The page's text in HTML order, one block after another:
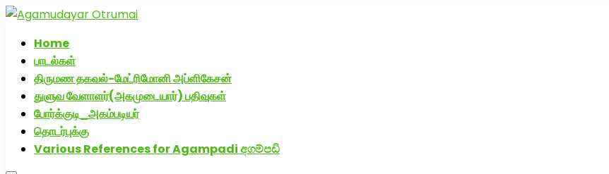
Home
பாடல்கள்
திருமண தகவல்-மேட்ரிமோனி அப்ளிகேசன்
துளுவ வேளாளர்(அகமுடையார்) பதிவுகள்
போர்க்குடி_அகம்படியர்
தொடர்புக்கு
Various References for Agampadi අගම්පඩි
அகமுடையார் திருமண வரன்களுக்கு அகமுடையார்மேட்ரி-பெண் வீட்டாருக்கு 100% இலவச திருமண சேவை! வாட்ஸப்